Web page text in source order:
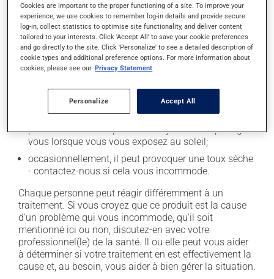
il peut causer des maux de tête;
il peut causer des étourdissements - levez-vous
lentement et soyez prudent avant de prendre le
volant;
il peut causer une fatigue inhabituelle;
il peut modifier le goût des aliments;
il peut rendre votre peau plus sensible aux rayons UV
(p. ex. soleil, cabine de bronzage) - évitez le plus
possible de vous exposer aux rayons UV et protégez-
vous lorsque vous vous exposez au soleil;
occasionnellement, il peut provoquer une toux sèche
- contactez-nous si cela vous incommode.
Chaque personne peut réagir différemment à un
traitement. Si vous croyez que ce produit est la cause
d'un problème qui vous incommode, qu'il soit
mentionné ici ou non, discutez-en avec votre
professionnel(le) de la santé. Il ou elle peut vous aider
à déterminer si votre traitement en est effectivement la
cause et, au besoin, vous aider à bien gérer la situation.
Cookies are important to the proper functioning of a site. To improve your
experience, we use cookies to remember log-in details and provide secure
log-in, collect statistics to optimise site functionality, and deliver content
tailored to your interests. Click 'Accept All' to save your cookie preferences
and go directly to the site. Click 'Personalize' to see a detailed description of
cookie types and additional preference options. For more information about
cookies, please see our Privacy Statement
Personalize Accept All